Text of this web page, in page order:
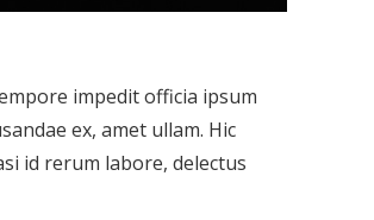
impedit officia ipsum
ex, amet ullam. Hic
id rerum labore, delectus